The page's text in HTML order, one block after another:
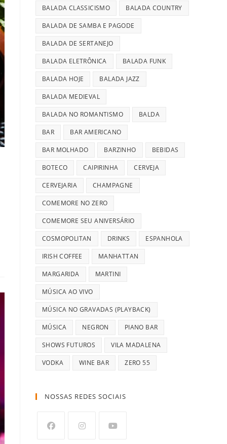
BALADA CLASSICISMO BALADA COUNTRY
BALADA DE SAMBA E PAGODE
BALADA DE SERTANEJO
BALADA ELETRÔNICA BALADA FUNK
BALADA HOJE BALADA JAZZ
BALADA MEDIEVAL
BALADA NO ROMANTISMO BALDA
BAR BAR AMERICANO
BAR MOLHADO BARZINHO BEBIDAS
BOTECO CAIPIRINHA CERVEJA
CERVEJARIA CHAMPAGNE
COMEMORE NO ZERO
COMEMORE SEU ANIVERSÁRIO
COSMOPOLITAN DRINKS ESPANHOLA
IRISH COFFEE MANHATTAN
MARGARIDA MARTINI
MÚSICA AO VIVO
MÚSICA NO GRAVADAS (PLAYBACK)
MÚSICA NEGRON PIANO BAR
SHOWS FUTUROS VILA MADALENA
VODKA WINE BAR ZERO 55
NOSSAS REDES SOCIAIS